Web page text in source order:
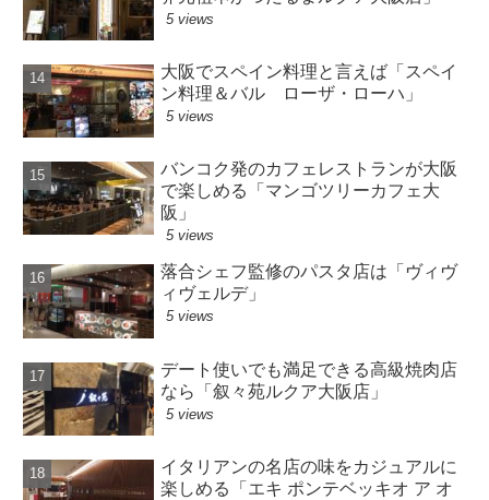
5 views
大阪でスペイン料理と言えば「スペイ
ン料理＆バル ローザ・ローハ」
5 views
バンコク発のカフェレストランが大阪
で楽しめる「マンゴツリーカフェ大
阪」
5 views
落合シェフ監修のパスタ店は「ヴィヴ
ィヴェルデ」
5 views
デート使いでも満足できる高級焼肉店
なら「叙々苑ルクア大阪店」
5 views
イタリアンの名店の味をカジュアルに
楽しめる「エキ ポンテベッキオ ア オ